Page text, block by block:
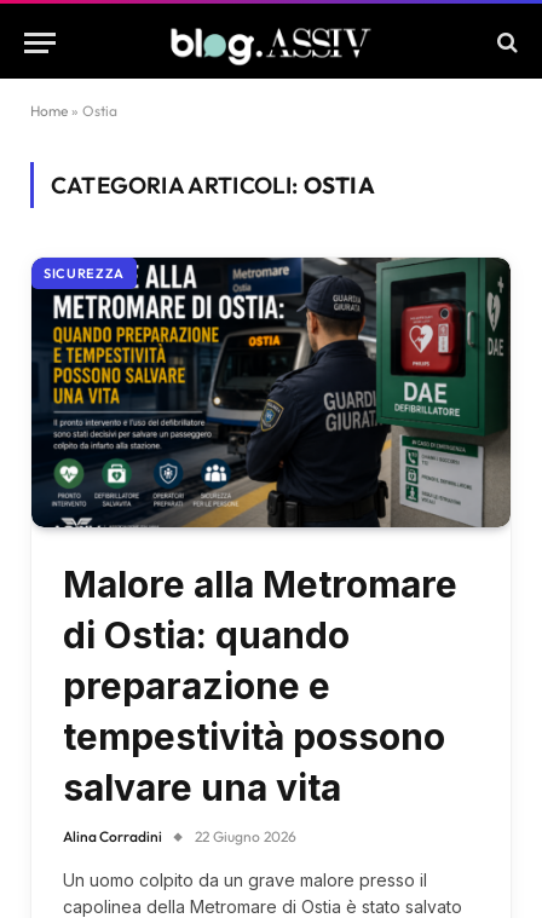
Home » Ostia
CATEGORIA ARTICOLI: OSTIA
SICUREZZA
Malore alla Metromare
di Ostia: quando
preparazione e
tempestività possono
salvare una vita
Alina Corradini 22 Giugno 2026
Un uomo colpito da un grave malore presso il
capolinea della Metromare di Ostia è stato salvato